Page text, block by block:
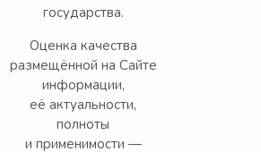
государства.
Оценка качества
размещённой на Сайте
информации,
её актуальности,
полноты
и применимости —